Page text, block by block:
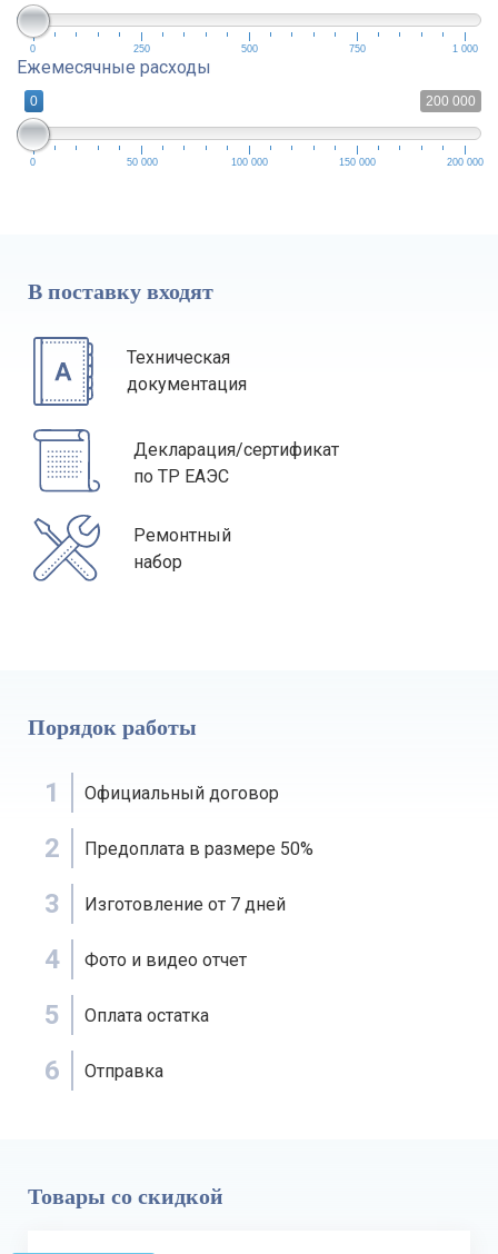
0 250 500 750 1 000
Ежемесячные расходы
200 000
0
0 50 000 100 000 150 000 200 000
В поставку входят
Техническая
документация
Декларация/сертификат
по ТР ЕАЭС
Ремонтный
набор
Порядок работы
1 Официальный договор
2 Предоплата в размере 50%
3 Изготовление от 7 дней
4 Фото и видео отчет
5 Оплата остатка
6 Отправка
Товары со скидкой